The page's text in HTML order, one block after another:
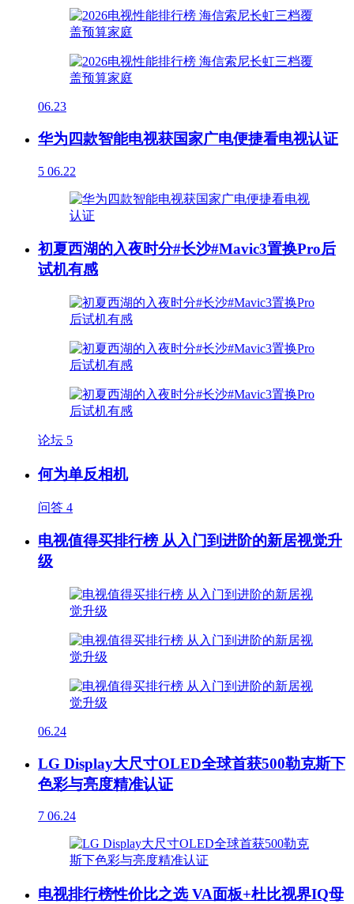
06.23
华为四款智能电视获国家广电便捷看电视认证
5 06.22
初夏西湖的入夜时分#长沙#Mavic3置换Pro后
试机有感
论坛 5
何为单反相机
问答 4
电视值得买排行榜 从入门到进阶的新居视觉升
级
06.24
LG Display大尺寸OLED全球首获500勒克斯下
色彩与亮度精准认证
7 06.24
电视排行榜性价比之选 VA面板+杜比视界IQ母